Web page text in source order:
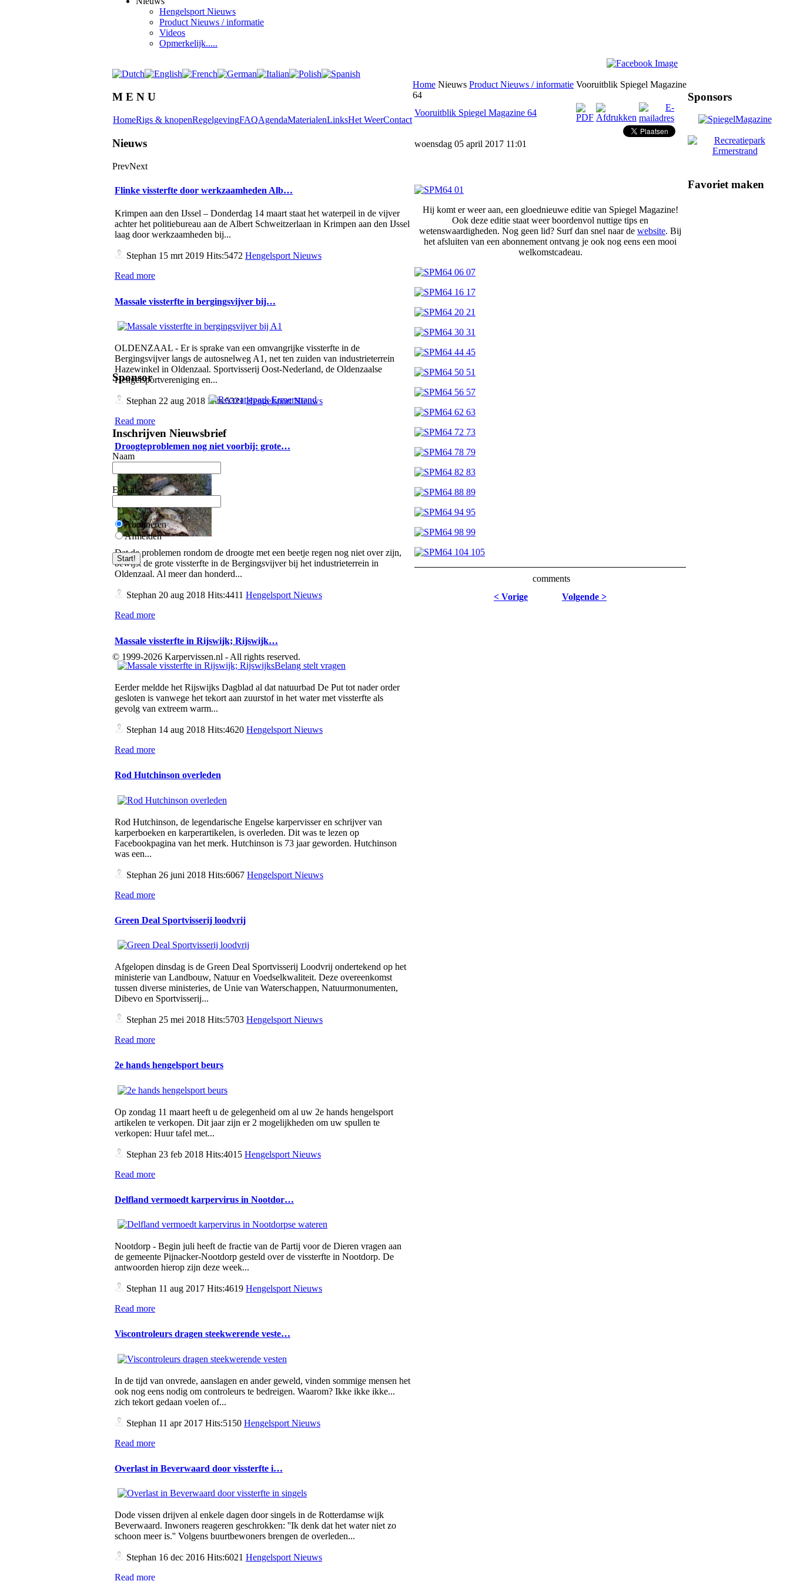
Hengelsport Nieuws
Product Nieuws / informatie
Videos
Opmerkelijk.....
M E N U
HomeRigs & knopenRegelgevingFAQAgendaMaterialenLinksHet WeerContact
Nieuws
PrevNext
Flinke vissterfte door werkzaamheden Alb…
Krimpen aan den IJssel – Donderdag 14 maart staat het waterpeil in de vijver
achter het politiebureau aan de Albert Schweitzerlaan in Krimpen aan den IJssel
laag door werkzaamheden bij...
Stephan 15 mrt 2019 Hits:5472 Hengelsport Nieuws
Read more
Massale vissterfte in bergingsvijver bij…
OLDENZAAL - Er is sprake van een omvangrijke vissterfte in de
Bergingsvijver langs de autosnelweg A1, net ten zuiden van industrieterrein
Hazewinkel in Oldenzaal. Sportvisserij Oost-Nederland, de Oldenzaalse
Hengelsportvereniging en...
Stephan 22 aug 2018 Hits:5321Hengelsport Nieuws
Read more
Droogteproblemen nog niet voorbij: grote…
Dat de problemen rondom de droogte met een beetje regen nog niet over zijn,
bewijst de grote vissterfte in de Bergingsvijver bij het industrieterrein in
Oldenzaal. Al meer dan honderd...
Stephan 20 aug 2018 Hits:4411 Hengelsport Nieuws
Read more
Massale vissterfte in Rijswijk; Rijswijk…
Eerder meldde het Rijswijks Dagblad al dat natuurbad De Put tot nader order
gesloten is vanwege het tekort aan zuurstof in het water met vissterfte als
gevolg van extreem warm...
Stephan 14 aug 2018 Hits:4620 Hengelsport Nieuws
Read more
Rod Hutchinson overleden
Rod Hutchinson, de legendarische Engelse karpervisser en schrijver van
karperboeken en karperartikelen, is overleden. Dit was te lezen op
Facebookpagina van het merk. Hutchinson is 73 jaar geworden. Hutchinson
was een...
Stephan 26 juni 2018 Hits:6067 Hengelsport Nieuws
Read more
Green Deal Sportvisserij loodvrij
Afgelopen dinsdag is de Green Deal Sportvisserij Loodvrij ondertekend op het
ministerie van Landbouw, Natuur en Voedselkwaliteit. Deze overeenkomst
tussen diverse ministeries, de Unie van Waterschappen, Natuurmonumenten,
Dibevo en Sportvisserij...
Stephan 25 mei 2018 Hits:5703 Hengelsport Nieuws
Read more
2e hands hengelsport beurs
Op zondag 11 maart heeft u de gelegenheid om al uw 2e hands hengelsport
artikelen te verkopen. Dit jaar zijn er 2 mogelijkheden om uw spullen te
verkopen: Huur tafel met...
Stephan 23 feb 2018 Hits:4015 Hengelsport Nieuws
Read more
Delfland vermoedt karpervirus in Nootdor…
Nootdorp - Begin juli heeft de fractie van de Partij voor de Dieren vragen aan
de gemeente Pijnacker-Nootdorp gesteld over de vissterfte in Nootdorp. De
antwoorden hierop zijn deze week...
Stephan 11 aug 2017 Hits:4619 Hengelsport Nieuws
Read more
Viscontroleurs dragen steekwerende veste…
In de tijd van onvrede, aanslagen en ander geweld, vinden sommige mensen het
ook nog eens nodig om controleurs te bedreigen. Waarom? Ikke ikke ikke...
zich tekort gedaan voelen of...
Stephan 11 apr 2017 Hits:5150 Hengelsport Nieuws
Read more
Overlast in Beverwaard door vissterfte i…
Dode vissen drijven al enkele dagen door singels in de Rotterdamse wijk
Beverwaard. Inwoners reageren geschrokken: ''Ik denk dat het water niet zo
schoon meer is.'' Volgens buurtbewoners brengen de overleden...
Stephan 16 dec 2016 Hits:6021 Hengelsport Nieuws
Read more
Sponsor
Inschrijven Nieuwsbrief
Naam
E-mail
Abonneren
Afmelden
Home Nieuws Product Nieuws / informatie Vooruitblik Spiegel Magazine
64
Vooruitblik Spiegel Magazine 64
woensdag 05 april 2017 11:01
Hij komt er weer aan, een gloednieuwe editie van Spiegel Magazine!
Ook deze editie staat weer boordenvol nuttige tips en
wetenswaardigheden. Nog geen lid? Surf dan snel naar de website. Bij
het afsluiten van een abonnement ontvang je ook nog eens een mooi
welkomstcadeau.
comments
< Vorige
Volgende >
Sponsors
Favoriet maken
© 1999-2026 Karpervissen.nl - All rights reserved.